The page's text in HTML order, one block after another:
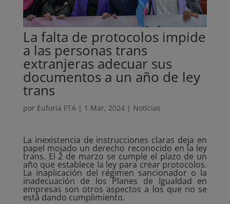
La falta de protocolos impide
a las personas trans
extranjeras adecuar sus
documentos a un año de ley
trans
por Euforia FTA| 1 Mar, 2024| Noticias
La inexistencia de instrucciones claras deja en
papel mojado un derecho reconocido en la ley
trans. El 2 de marzo se cumple el plazo de un
año que establece la ley para crear protocolos.
La inaplicación del régimen sancionador o la
inadecuación de los Planes de Igualdad en
empresas son otros aspectos a los que no se
está dando cumplimiento.